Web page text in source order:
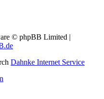
© phpBB Limited
Dahnke Internet Service